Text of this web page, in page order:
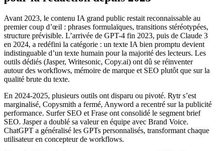
Avant 2023, le contenu IA grand public restait reconnaissable au
premier coup d’œil : phrases formulaïques, transitions stéréotypées,
structure prévisible. L’arrivée de GPT-4 fin 2023, puis de Claude 3
en 2024, a redéfini la catégorie : un texte IA bien promptu devient
indistinguable d’un texte humain pour la majorité des lecteurs. Les
outils dédiés (Jasper, Writesonic, Copy.ai) ont dû se réinventer
autour des workflows, mémoire de marque et SEO plutôt que sur la
qualité brute du texte.
En 2024-2025, plusieurs outils ont disparu ou pivoté. Rytr s’est
marginalisé, Copysmith a fermé, Anyword a recentré sur la publicité
performance. Surfer SEO et Frase ont consolidé le segment brief
SEO. Jasper a doublé sa valeur en équipe avec Brand Voice.
ChatGPT a généralisé les GPTs personnalisés, transformant chaque
utilisateur en concepteur de workflows.